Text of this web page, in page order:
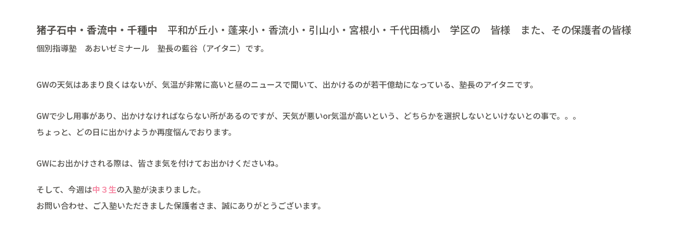
猪子石中・香流中・千種中 平和が丘小・蓬来小・香流小・引山小・宮根小・千代田橋小 学区の 皆様 また、その保護者の皆様
個別指導塾 あおいゼミナール 塾長の藍谷（アイタニ）です。
GWの天気はあまり良くはないが、気温が非常に高いと昼のニュースで聞いて、出かけるのが若干億劫になっている、塾長のアイタニです。
GWで少し用事があり、出かけなければならない所があるのですが、天気が悪いor気温が高いという、どちらかを選択しないといけないとの事で。。。
ちょっと、どの日に出かけようか再度悩んでおります。
GWにお出かけされる際は、皆さま気を付けてお出かけくださいね。
そして、今週は中３生の入塾が決まりました。
お問い合わせ、ご入塾いただきました保護者さま、誠にありがとうございます。